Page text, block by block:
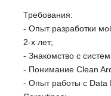
Требования:
- Опыт разработки
2-х лет;
- Знакомство с
- Понимание Clean
- Опыт работы с Data